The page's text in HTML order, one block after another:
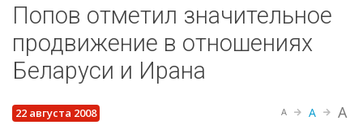
Попов отметил значительное
продвижение в отношениях
Беларуси и Ирана
22 августа 2008 A A A